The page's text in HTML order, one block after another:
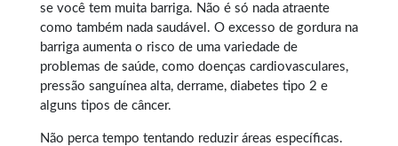
se você tem muita barriga. Não é só nada atraente
como também nada saudável. O excesso de gordura na
barriga aumenta o risco de uma variedade de
problemas de saúde, como doenças cardiovasculares,
pressão sanguínea alta, derrame, diabetes tipo 2 e
alguns tipos de câncer.
Não perca tempo tentando reduzir áreas específicas.